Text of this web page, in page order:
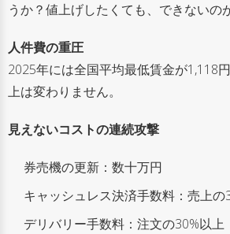
うか？値上げしたくても、できないの
人件費の重圧
2025年には全国平均最低賃金が1,118
上は変わりません。
見えないコストの連続攻撃
券売機の更新：数十万円
キャッシュレス決済手数料：売上の
デリバリー手数料：注文の30%以上